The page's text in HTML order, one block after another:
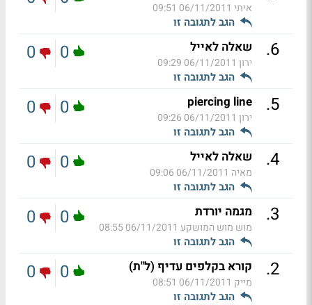
איתי 06/11/2011 09:51
הגב לתגובה זו
6
. שאלה לאייל
ירון 06/11/2011 09:29
הגב לתגובה זו
0
0
5
.
piercing line
ירון 06/11/2011 09:26
הגב לתגובה זו
0
0
4
. שאלה לאייל
מאיה 06/11/2011 09:06
הגב לתגובה זו
0
0
3
. מגמה יורדת
מוש מוש המושקע 06/11/2011 08:55
הגב לתגובה זו
0
0
2
. קורא בקלפים עדיף (ל"ת)
מייק 06/11/2011 08:51
הגב לתגובה זו
0
0